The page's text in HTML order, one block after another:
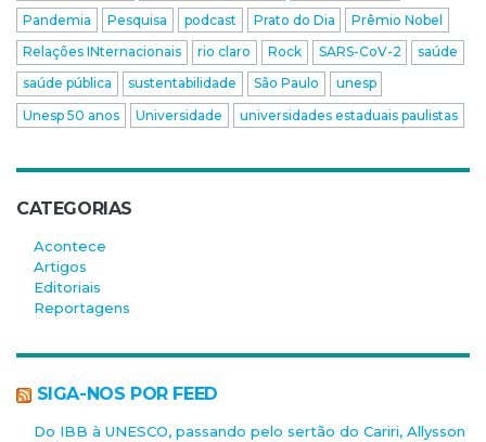
Pandemia
Pesquisa podcast Prato do Dia
Prêmio Nobel
Relações INternacionais
rio claro Rock SARS-CoV-2
saúde
saúde pública
sustentabilidade São Paulo
unesp
Unesp 50 anos
Universidade universidades estaduais paulistas
CATEGORIAS
Acontece
Artigos
Editoriais
Reportagens
SIGA-NOS POR FEED
Do IBB à UNESCO, passando pelo sertão do Cariri, Allysson